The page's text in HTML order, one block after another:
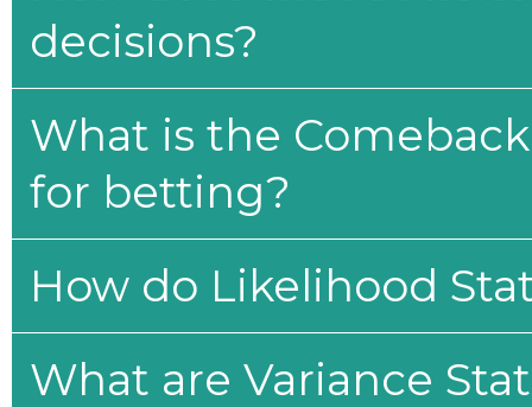
decisions?
What is the
for betting?
How do Likelihood
What are Variance